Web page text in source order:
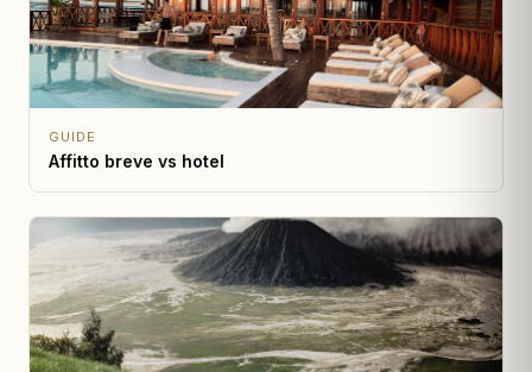
GUIDE
Affitto breve vs hotel